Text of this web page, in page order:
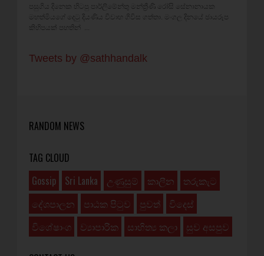
පසුගිය දිනෙක හිටපු පාර්ලිමේන්තු මන්ත්‍රීණි රෝසි සේනානායක
මහත්මියගේ දෙටු දියණිය විවාහ ගිවිස ගත්තා. මංගල දිනයේ ඡායරූප
කිහිපයක් පහතින් ...
Tweets by @sathhandalk
RANDOM NEWS
TAG CLOUD
Gossip
Sri Lanka උණුසුම් කාලීන
තරුකැට
දේශපාලන
පාඨක පිටුව පුවත්
විදෙස්
විශේෂාංග
ව්‍යාපාරික සාහිත්‍ය කලා සුව අසපුව